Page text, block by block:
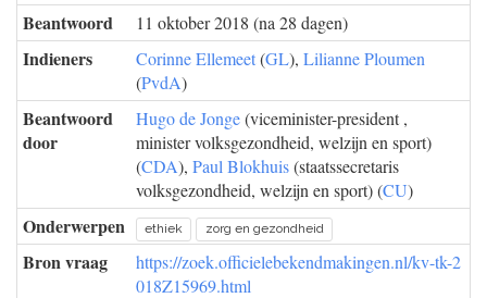
Beantwoord 11 oktober 2018 (na 28 dagen)
Indieners Corinne Ellemeet(GL), Lilianne Ploumen
(PvdA)
Beantwoord
door
Hugo de Jonge(viceminister-president ,
minister volksgezondheid, welzijn en sport)
(CDA), Paul Blokhuis(staatssecretaris
volksgezondheid, welzijn en sport) (CU)
Onderwerpen ethiek zorg en gezondheid
Bron vraag
https://zoek.officielebekendmakingen.nl/kv-tk-2
018Z15969.html